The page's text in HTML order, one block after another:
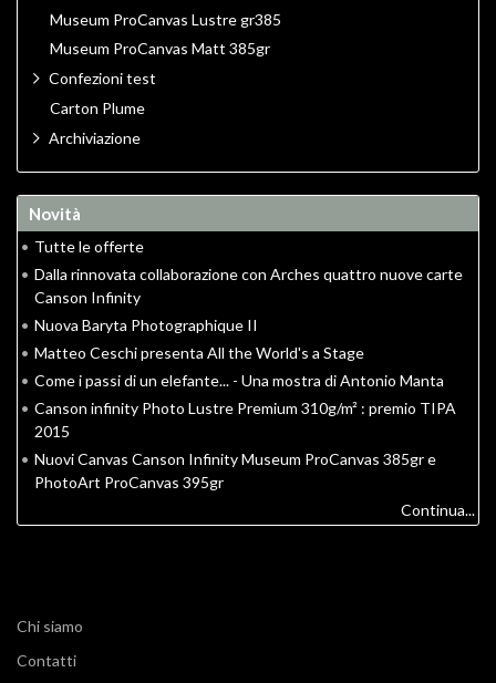
Museum ProCanvas Lustre gr385
Museum ProCanvas Matt 385gr
Confezioni test
Carton Plume
Archiviazione
Novità
• Tutte le offerte
• Dalla rinnovata collaborazione con Arches quattro nuove carte
Canson Infinity
• Nuova Baryta Photographique II
• Matteo Ceschi presenta All the World's a Stage
• Come i passi di un elefante... - Una mostra di Antonio Manta
• Canson infinity Photo Lustre Premium 310g/m² : premio TIPA
2015
• Nuovi Canvas Canson Infinity Museum ProCanvas 385gr e
PhotoArt ProCanvas 395gr
Continua...
Chi siamo
Contatti